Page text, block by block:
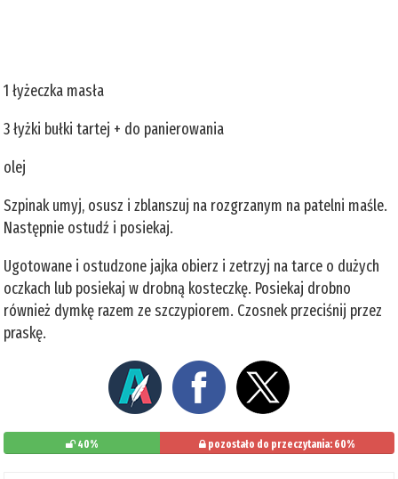
1 łyżeczka masła
3 łyżki bułki tartej + do panierowania
olej
Szpinak umyj, osusz i zblanszuj na rozgrzanym na patelni maśle.
Następnie ostudź i posiekaj.
Ugotowane i ostudzone jajka obierz i zetrzyj na tarce o dużych
oczkach lub posiekaj w drobną kosteczkę. Posiekaj drobno
również dymkę razem ze szczypiorem. Czosnek przeciśnij przez
praskę.
40% pozostało do przeczytania: 60%